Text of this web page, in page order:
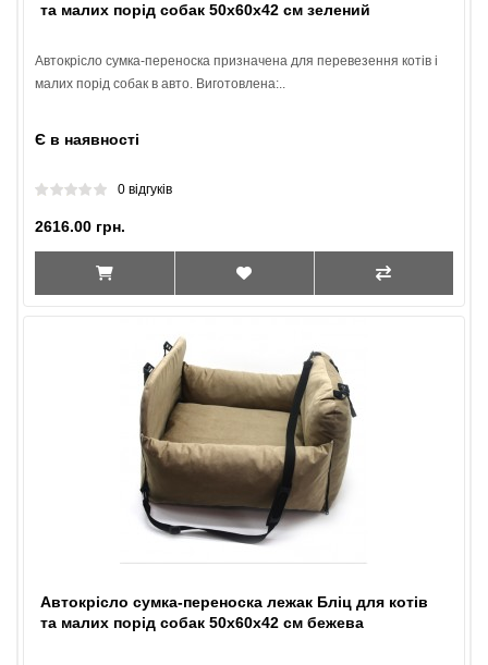
та малих порід собак 50х60х42 см зелений
Автокрісло сумка-переноска призначена для перевезення котів і
малих порід собак в авто. Виготовлена:..
Є в наявності
0 відгуків
2616.00 грн.
Автокрісло сумка-переноска лежак Бліц для котів
та малих порід собак 50х60х42 см бежева